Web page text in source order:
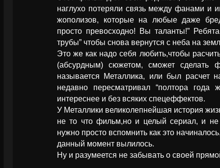
наглухо потеряли связь между фанами и
жополизов, которые на любые даже
просто превосходно! Вы таланты!”
трубы” чтобы снова вернутся с неба на
Это же как надо себя любить,чтобы
(абсурдным) сюжетом, сможет сделать
называется Металлика, или был
недавно пересматривал “полтора года
интереснее и без всяких спецеффектов.
У Металлики великолепнейшая история
не то что фильм,но и целый сериал, и
нужно просто вспомнить как это
данный момент вылилось.
Ну и разумеется не забывать о своей